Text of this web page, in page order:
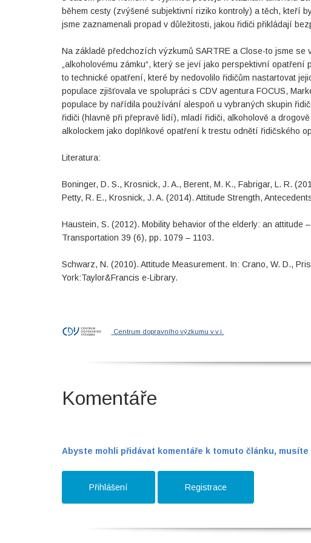
během cesty (zvýšené subjektivní riziko kontroly) a těch, kteří
jsme zaznamenali propad v důležitosti, jakou řidiči přikládají
Na základě předchozích výzkumů SARTRE a Close-to jsme
„alkoholovému zámku“, který se jeví jako perspektivní
to technické opatření, které by nedovolilo řidičům nastartovat
populace zjišťovala ve spolupráci s CDV agentura FOCUS,
populace by nařídila používání alespoň u vybraných skupin
řidiči (hlavně při přepravě lidí), mladí řidiči, alkoholově a
alkolockem jako doplňkové opatření k trestu odnětí řidičského
Literatura:
Boninger, D. S., Krosnick, J. A., Berent, M. K., Fabrigar, L. R.
Petty, R. E., Krosnick, J. A. (2014). Attitude Strength,
Haustein, S. (2012). Mobility behavior of the elderly: an
Transportation 39 (6), pp. 1079 – 1103.
Schwarz, N. (2010). Attitude Measurement. In: Crano, W. D.,
York:Taylor&Francis e-Library.
Centrum dopravního výzkumu v.v.i.
Komentáře
Abyste mohli přidávat komentáře k tomuto článku,
Přihlášení Registrace